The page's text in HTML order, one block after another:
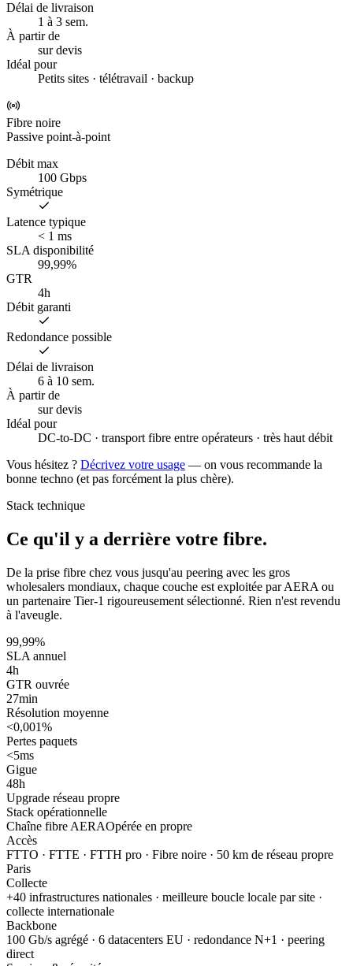
Délai de livraison
1 à 3 sem.
À partir de
sur devis
Idéal pour
Petits sites · télétravail · backup
Fibre noire
Passive point-à-point
Débit max
100 Gbps
Symétrique
Latence typique
< 1 ms
SLA disponibilité
99,99%
GTR
4h
Débit garanti
Redondance possible
Délai de livraison
6 à 10 sem.
À partir de
sur devis
Idéal pour
DC-to-DC · transport fibre entre opérateurs · très haut débit
Vous hésitez ? Décrivez votre usage — on vous recommande la
bonne techno (et pas forcément la plus chère).
Stack technique
Ce qu'il y a derrière votre fibre.
De la prise fibre chez vous jusqu'au peering avec les gros
wholesalers mondiaux, chaque couche est exploitée par AERA ou
un partenaire Tier-1 rigoureusement sélectionné. Rien n'est revendu
à l'aveugle.
99,99%
SLA annuel
4h
GTR ouvrée
27min
Résolution moyenne
<0,001%
Pertes paquets
<5ms
Gigue
48h
Upgrade réseau propre
Stack opérationnelle
Chaîne fibre AERAOpérée en propre
Accès
FTTO · FTTE · FTTH pro · Fibre noire · 50 km de réseau propre
Paris
Collecte
+40 infrastructures nationales · meilleure boucle locale par site ·
collecte internationale
Backbone
100 Gb/s agrégé · 6 datacenters EU · redondance N+1 · peering
direct